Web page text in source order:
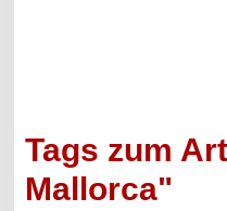
Tags zum
Mallorca"